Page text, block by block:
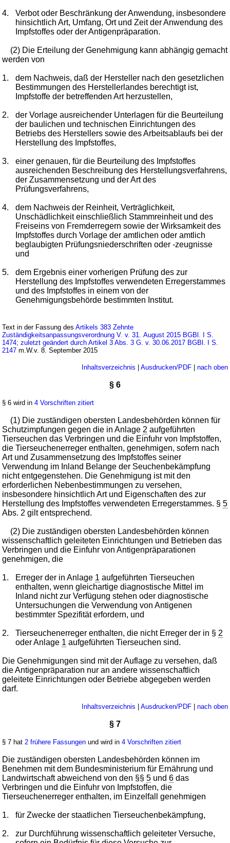
4.
Verbot oder Beschränkung der Anwendung, insbesondere
hinsichtlich Art, Umfang, Ort und Zeit der Anwendung des
Impfstoffes oder der Antigenpräparation.
(2) Die Erteilung der Genehmigung kann abhängig gemacht
werden von
1.
dem Nachweis, daß der Hersteller nach den gesetzlichen
Bestimmungen des Herstellerlandes berechtigt ist,
Impfstoffe der betreffenden Art herzustellen,
2.
der Vorlage ausreichender Unterlagen für die Beurteilung
der baulichen und technischen Einrichtungen des
Betriebs des Herstellers sowie des Arbeitsablaufs bei der
Herstellung des Impfstoffes,
3.
einer genauen, für die Beurteilung des Impfstoffes
ausreichenden Beschreibung des Herstellungsverfahrens,
der Zusammensetzung und der Art des
Prüfungsverfahrens,
4.
dem Nachweis der Reinheit, Verträglichkeit,
Unschädlichkeit einschließlich Stammreinheit und des
Freiseins von Fremderregern sowie der Wirksamkeit des
Impfstoffes durch Vorlage der amtlichen oder amtlich
beglaubigten Prüfungsniederschriften oder -zeugnisse
und
5.
dem Ergebnis einer vorherigen Prüfung des zur
Herstellung des Impfstoffes verwendeten Erregerstammes
und des Impfstoffes in einem von der
Genehmigungsbehörde bestimmten Institut.
Text in der Fassung desArtikels 383 Zehnte
Zuständigkeitsanpassungsverordnung V. v. 31. August 2015 BGBl. I S.
1474; zuletzt geändert durch Artikel 3 Abs. 3 G. v. 30.06.2017 BGBl. I S.
2147 m.W.v. 8. September 2015
Inhaltsverzeichnis Ausdrucken/PDF| nach oben
§ 6
§ 6 wird in4 Vorschriften zitiert
(1) Die zuständigen obersten Landesbehörden können für
Schutzimpfungen gegen die in Anlage 2 aufgeführten
Tierseuchen das Verbringen und die Einfuhr von Impfstoffen,
die Tierseuchenerreger enthalten, genehmigen, sofern nach
Art und Zusammensetzung des Impfstoffes seiner
Verwendung im Inland Belange der Seuchenbekämpfung
nicht entgegenstehen. Die Genehmigung ist mit den
erforderlichen Nebenbestimmungen zu versehen,
insbesondere hinsichtlich Art und Eigenschaften des zur
Herstellung des Impfstoffes verwendeten Erregerstammes. §5
Abs. 2 gilt entsprechend.
(2) Die zuständigen obersten Landesbehörden können
wissenschaftlich geleiteten Einrichtungen und Betrieben das
Verbringen und die Einfuhr von Antigenpräparationen
genehmigen, die
1. Erreger der in Anlage 1 aufgeführten Tierseuchen
enthalten, wenn gleichartige diagnostische Mittel im
Inland nicht zur Verfügung stehen oder diagnostische
Untersuchungen die Verwendung von Antigenen
bestimmter Spezifität erfordern, und
2. Tierseuchenerreger enthalten, die nicht Erreger der in § 2
oder Anlage 1 aufgeführten Tierseuchen sind.
Die Genehmigungen sind mit der Auflage zu versehen, daß
die Antigenpräparation nur an andere wissenschaftlich
geleitete Einrichtungen oder Betriebe abgegeben werden
darf.
Inhaltsverzeichnis Ausdrucken/PDF| nach oben
§ 7
§ 7 hat2 frühere Fassungen und wird in4 Vorschriften zitiert
Die zuständigen obersten Landesbehörden können im
Benehmen mit dem Bundesministerium für Ernährung und
Landwirtschaft abweichend von den §§5 und6 das
Verbringen und die Einfuhr von Impfstoffen, die
Tierseuchenerreger enthalten, im Einzelfall genehmigen
1. für Zwecke der staatlichen Tierseuchenbekämpfung,
2.
zur Durchführung wissenschaftlich geleiteter Versuche,